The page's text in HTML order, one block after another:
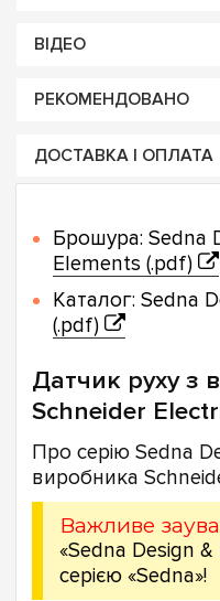
ВІДЕО
РЕКОМЕНДОВАНО
ДОСТАВКА І ОПЛАТА
Брошура: Sedna
Elements (.pdf)
Каталог: Sedna
(.pdf)
Датчик руху з
Schneider
Про серію Sedna
виробника
Важливе
«Sedna Design &
серією «Sedna»!